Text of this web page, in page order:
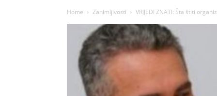
Home Zanimljivosti VRIJEDI ZNATI: Šta štiti